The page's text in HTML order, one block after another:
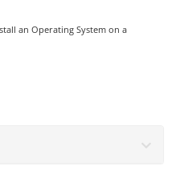
an Operating System on a